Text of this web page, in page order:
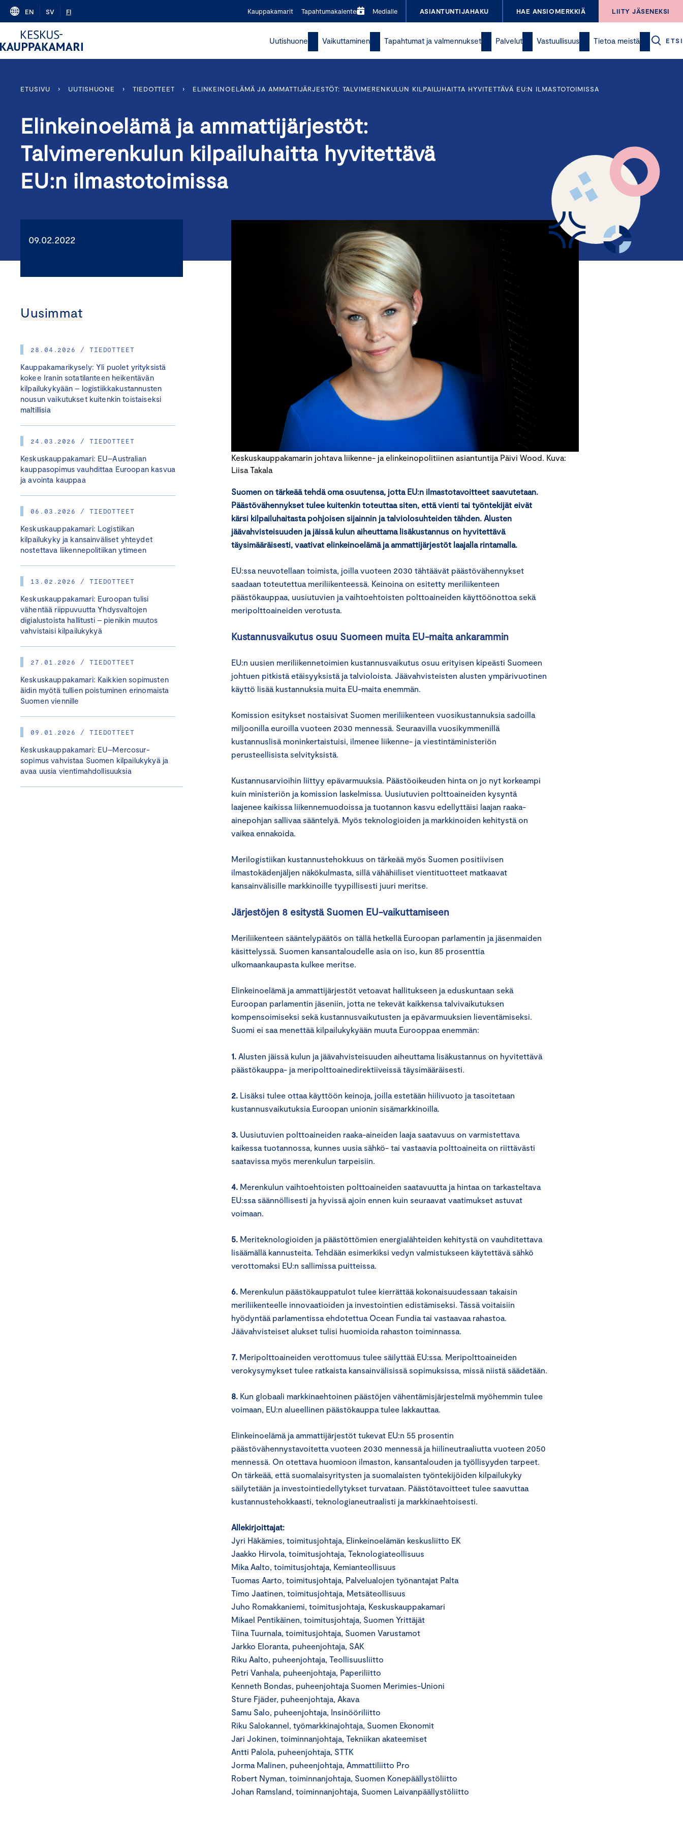
Skip
content
EN SV FI Kauppakamarit Tapahtumakalenteri Medialle ASIANTUNTIJAHAKU HAE ANSIOMERKKIÄ LIITY JÄSENEKSI
Uutishuone Vaikuttaminen Tapahtumat ja valmennukset Palvelut Vastuullisuus Tietoa meistä ETSI
ETUSIVU › UUTISHUONE › TIEDOTTEET › ELINKEINOELÄMÄ JA AMMATTIJÄRJESTÖT: TALVIMERENKULUN KILPAILUHAITTA HYVITETTÄVÄ EU:N ILMASTOTOIMISSA
Elinkeinoelämä ja ammattijärjestöt:
Talvimerenkulun kilpailuhaitta hyvitettävä
EU:n ilmastotoimissa
09.02.2022
Uusimmat
28.04.2026 / TIEDOTTEET
Kauppakamarikysely: Yli puolet yrityksistä
kokee Iranin sotatilanteen heikentävän
kilpailukykyään – logistiikkakustannusten
nousun vaikutukset kuitenkin toistaiseksi
maltillisia
24.03.2026 / TIEDOTTEET
Keskuskauppakamari: EU–Australian
kauppasopimus vauhdittaa Euroopan kasvua
ja avointa kauppaa
06.03.2026 / TIEDOTTEET
Keskuskauppakamari: Logistiikan
kilpailukyky ja kansainväliset yhteydet
nostettava liikennepolitiikan ytimeen
13.02.2026 / TIEDOTTEET
Keskuskauppakamari: Euroopan tulisi
vähentää riippuvuutta Yhdysvaltojen
digialustoista hallitusti – pienikin muutos
vahvistaisi kilpailukykyä
27.01.2026 / TIEDOTTEET
Keskuskauppakamari: Kaikkien sopimusten
äidin myötä tullien poistuminen erinomaista
Suomen viennille
09.01.2026 / TIEDOTTEET
Keskuskauppakamari: EU–Mercosur-
sopimus vahvistaa Suomen kilpailukykyä ja
avaa uusia vientimahdollisuuksia
Keskuskauppakamarin johtava liikenne- ja elinkeinopolitiinen asiantuntija Päivi Wood. Kuva:
Liisa Takala
Suomen on tärkeää tehdä oma osuutensa, jotta EU:n ilmastotavoitteet saavutetaan.
Päästövähennykset tulee kuitenkin toteuttaa siten, että vienti tai työntekijät eivät
kärsi kilpailuhaitasta pohjoisen sijainnin ja talviolosuhteiden tähden. Alusten
jäävahvisteisuuden ja jäissä kulun aiheuttama lisäkustannus on hyvitettävä
täysimääräisesti, vaativat elinkeinoelämä ja ammattijärjestöt laajalla rintamalla.
EU:ssa neuvotellaan toimista, joilla vuoteen 2030 tähtäävät päästövähennykset
saadaan toteutettua meriliikenteessä. Keinoina on esitetty meriliikenteen
päästökauppaa, uusiutuvien ja vaihtoehtoisten polttoaineiden käyttöönottoa sekä
meripolttoaineiden verotusta.
Kustannusvaikutus osuu Suomeen muita EU-maita ankarammin
EU:n uusien meriliikennetoimien kustannusvaikutus osuu erityisen kipeästi Suomeen
johtuen pitkistä etäisyyksistä ja talvioloista. Jäävahvisteisten alusten ympärivuotinen
käyttö lisää kustannuksia muita EU-maita enemmän.
Komission esitykset nostaisivat Suomen meriliikenteen vuosikustannuksia sadoilla
miljoonilla euroilla vuoteen 2030 mennessä. Seuraavilla vuosikymmenillä
kustannuslisä moninkertaistuisi, ilmenee liikenne- ja viestintäministeriön
perusteellisista selvityksistä.
Kustannusarvioihin liittyy epävarmuuksia. Päästöoikeuden hinta on jo nyt korkeampi
kuin ministeriön ja komission laskelmissa. Uusiutuvien polttoaineiden kysyntä
laajenee kaikissa liikennemuodoissa ja tuotannon kasvu edellyttäisi laajan raaka-
ainepohjan sallivaa sääntelyä. Myös teknologioiden ja markkinoiden kehitystä on
vaikea ennakoida.
Merilogistiikan kustannustehokkuus on tärkeää myös Suomen positiivisen
ilmastokädenjäljen näkökulmasta, sillä vähähiiliset vientituotteet matkaavat
kansainvälisille markkinoille tyypillisesti juuri meritse.
Järjestöjen 8 esitystä Suomen EU-vaikuttamiseen
Meriliikenteen sääntelypäätös on tällä hetkellä Euroopan parlamentin ja jäsenmaiden
käsittelyssä. Suomen kansantaloudelle asia on iso, kun 85 prosenttia
ulkomaankaupasta kulkee meritse.
Elinkeinoelämä ja ammattijärjestöt vetoavat hallitukseen ja eduskuntaan sekä
Euroopan parlamentin jäseniin, jotta ne tekevät kaikkensa talvivaikutuksen
kompensoimiseksi sekä kustannusvaikutusten ja epävarmuuksien lieventämiseksi.
Suomi ei saa menettää kilpailukykyään muuta Eurooppaa enemmän:
1. Alusten jäissä kulun ja jäävahvisteisuuden aiheuttama lisäkustannus on hyvitettävä
päästökauppa- ja meripolttoainedirektiiveissä täysimääräisesti.
2. Lisäksi tulee ottaa käyttöön keinoja, joilla estetään hiilivuoto ja tasoitetaan
kustannusvaikutuksia Euroopan unionin sisämarkkinoilla.
3. Uusiutuvien polttoaineiden raaka-aineiden laaja saatavuus on varmistettava
kaikessa tuotannossa, kunnes uusia sähkö- tai vastaavia polttoaineita on riittävästi
saatavissa myös merenkulun tarpeisiin.
4. Merenkulun vaihtoehtoisten polttoaineiden saatavuutta ja hintaa on tarkasteltava
EU:ssa säännöllisesti ja hyvissä ajoin ennen kuin seuraavat vaatimukset astuvat
voimaan.
5. Meriteknologioiden ja päästöttömien energialähteiden kehitystä on vauhditettava
lisäämällä kannusteita. Tehdään esimerkiksi vedyn valmistukseen käytettävä sähkö
verottomaksi EU:n sallimissa puitteissa.
6. Merenkulun päästökauppatulot tulee kierrättää kokonaisuudessaan takaisin
meriliikenteelle innovaatioiden ja investointien edistämiseksi. Tässä voitaisiin
hyödyntää parlamentissa ehdotettua Ocean Fundia tai vastaavaa rahastoa.
Jäävahvisteiset alukset tulisi huomioida rahaston toiminnassa.
7. Meripolttoaineiden verottomuus tulee säilyttää EU:ssa. Meripolttoaineiden
verokysymykset tulee ratkaista kansainvälisissä sopimuksissa, missä niistä säädetään.
8. Kun globaali markkinaehtoinen päästöjen vähentämisjärjestelmä myöhemmin tulee
voimaan, EU:n alueellinen päästökauppa tulee lakkauttaa.
Elinkeinoelämä ja ammattijärjestöt tukevat EU:n 55 prosentin
päästövähennystavoitetta vuoteen 2030 mennessä ja hiilineutraaliutta vuoteen 2050
mennessä. On otettava huomioon ilmaston, kansantalouden ja työllisyyden tarpeet.
On tärkeää, että suomalaisyritysten ja suomalaisten työntekijöiden kilpailukyky
säilytetään ja investointiedellytykset turvataan. Päästötavoitteet tulee saavuttaa
kustannustehokkaasti, teknologianeutraalisti ja markkinaehtoisesti.
Allekirjoittajat:
Jyri Häkämies, toimitusjohtaja, Elinkeinoelämän keskusliitto EK
Jaakko Hirvola, toimitusjohtaja, Teknologiateollisuus
Mika Aalto, toimitusjohtaja, Kemianteollisuus
Tuomas Aarto, toimitusjohtaja, Palvelualojen työnantajat Palta
Timo Jaatinen, toimitusjohtaja, Metsäteollisuus
Juho Romakkaniemi, toimitusjohtaja, Keskuskauppakamari
Mikael Pentikäinen, toimitusjohtaja, Suomen Yrittäjät
Tiina Tuurnala, toimitusjohtaja, Suomen Varustamot
Jarkko Eloranta, puheenjohtaja, SAK
Riku Aalto, puheenjohtaja, Teollisuusliitto
Petri Vanhala, puheenjohtaja, Paperiliitto
Kenneth Bondas, puheenjohtaja Suomen Merimies-Unioni
Sture Fjäder, puheenjohtaja, Akava
Samu Salo, puheenjohtaja, Insinööriliitto
Riku Salokannel, työmarkkinajohtaja, Suomen Ekonomit
Jari Jokinen, toiminnanjohtaja, Tekniikan akateemiset
Antti Palola, puheenjohtaja, STTK
Jorma Malinen, puheenjohtaja, Ammattiliitto Pro
Robert Nyman, toiminnanjohtaja, Suomen Konepäällystöliitto
Johan Ramsland, toiminnanjohtaja, Suomen Laivanpäällystöliitto